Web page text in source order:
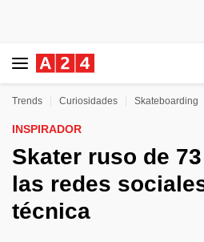
Trends Curiosidades Skateboarding
INSPIRADOR
Skater ruso de
las redes
técnica